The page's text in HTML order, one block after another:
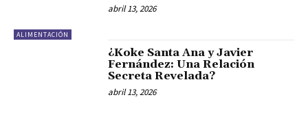
ALIMENTACIÓN
abril 13, 2026
¿Koke Santa Ana y Javier
Fernández: Una Relación
Secreta Revelada?
abril 13, 2026